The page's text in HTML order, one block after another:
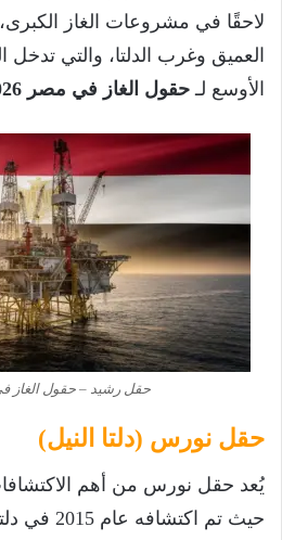
لاحقًا في مشروعات الغاز
العميق وغرب الدلتا، والتي
الأوسع لـ حقول الغاز في مصر 2026
حقل رشيد – حقول الغاز في
حقل نورس (دلتا النيل)
يُعد حقل نورس من أهم الاكتشافات
حيث تم